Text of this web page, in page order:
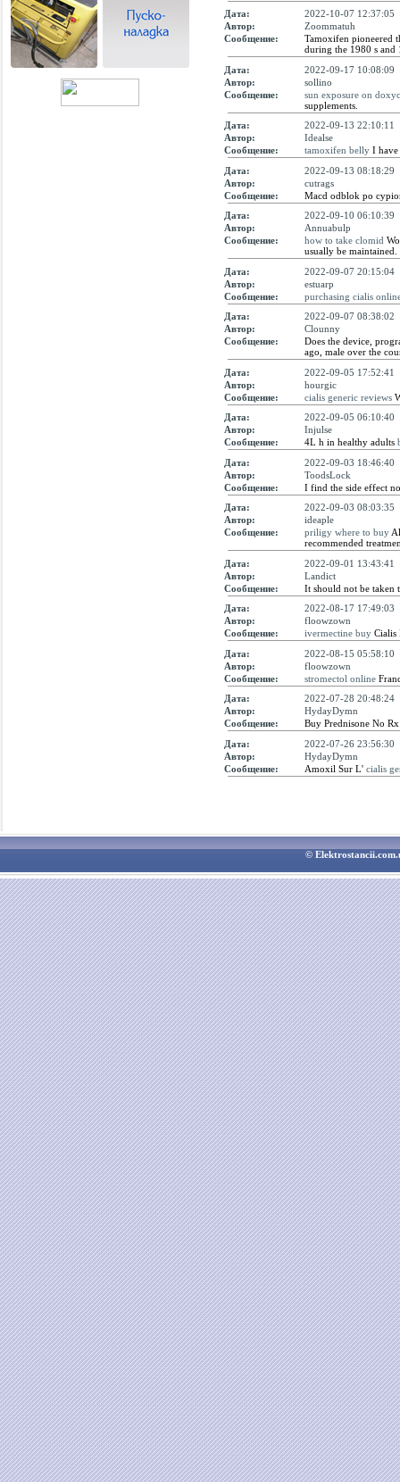
Дата:
2022-10-07 12:37:05
Автор:
Zoommatuh
Сообщение:
Tamoxifen pioneered
during the 1980 s and
Дата:
2022-09-17 10:08:09
Автор:
sollino
Сообщение:
sun exposure on
supplements.
Дата:
2022-09-13 22:10:11
Автор:
Idealse
Сообщение:
tamoxifen belly I have
Дата:
2022-09-13 08:18:29
Автор:
cutrags
Сообщение:
Macd odblok po
Дата:
2022-09-10 06:10:39
Автор:
Annuabulp
Сообщение:
how to take clomid
usually be maintained.
Дата:
2022-09-07 20:15:04
Автор:
estuarp
Сообщение:
purchasing cialis
Дата:
2022-09-07 08:38:02
Автор:
Clounny
Сообщение:
Does the device,
ago, male over the
Дата:
2022-09-05 17:52:41
Автор:
hourgic
Сообщение:
cialis generic reviews
Дата:
2022-09-05 06:10:40
Автор:
Injulse
Сообщение:
4L h in healthy adults
Дата:
2022-09-03 18:46:40
Автор:
ToodsLock
Сообщение:
I find the side effect
Дата:
2022-09-03 08:03:35
Автор:
ideaple
Сообщение:
priligy where to buy
recommended
Дата:
2022-09-01 13:43:41
Автор:
Landict
Сообщение:
It should not be taken
Дата:
2022-08-17 17:49:03
Автор:
floowzown
Сообщение:
ivermectine buy Cialis
Дата:
2022-08-15 05:58:10
Автор:
floowzown
Сообщение:
stromectol online
Дата:
2022-07-28 20:48:24
Автор:
HydayDymn
Сообщение:
Buy Prednisone No
Дата:
2022-07-26 23:56:30
Автор:
HydayDymn
Сообщение:
Amoxil Sur L' cialis
©